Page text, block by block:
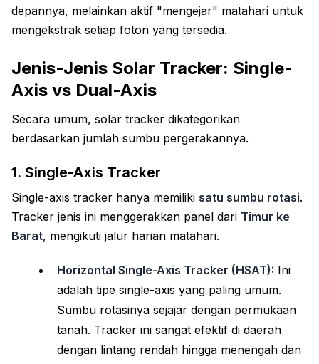
depannya, melainkan aktif "mengejar" matahari untuk
mengekstrak setiap foton yang tersedia.
Jenis-Jenis Solar Tracker: Single-
Axis vs Dual-Axis
Secara umum, solar tracker dikategorikan
berdasarkan jumlah sumbu pergerakannya.
1. Single-Axis Tracker
Single-axis tracker hanya memiliki satu sumbu rotasi.
Tracker jenis ini menggerakkan panel dari Timur ke
Barat, mengikuti jalur harian matahari.
Horizontal Single-Axis Tracker (HSAT): Ini
adalah tipe single-axis yang paling umum.
Sumbu rotasinya sejajar dengan permukaan
tanah. Tracker ini sangat efektif di daerah
dengan lintang rendah hingga menengah dan